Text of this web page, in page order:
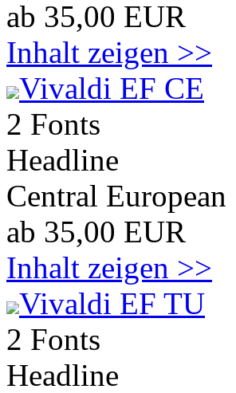
ab 35,00 EUR
Inhalt zeigen >>
Vivaldi EF CE
2 Fonts
Headline
Central European
ab 35,00 EUR
Inhalt zeigen >>
Vivaldi EF TU
2 Fonts
Headline